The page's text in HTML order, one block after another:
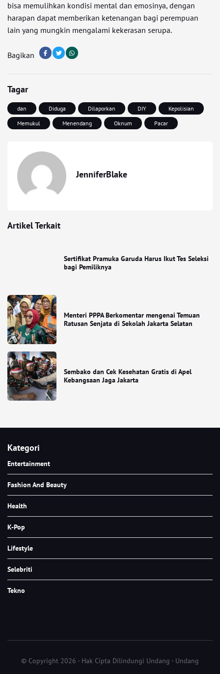
bisa memulihkan kondisi mental dan emosinya, dengan
harapan dapat memberikan ketenangan bagi perempuan
lain yang mungkin mengalami kekerasan serupa.
Bagikan
Tagar
dan Diduga Dilaporkan DIY
Kepolisian
Memukul
Menendang Oknum Pacar
JenniferBlake
Artikel Terkait
Sertifikat Pramuka Garuda Harus Ikut Tes Seleksi
bagi Pemiliknya
Menteri PPPA Berkomentar mengenai Temuan
Ratusan Senjata di Sekolah Jakarta Selatan
Sembako dan Cek Kesehatan Gratis di Apel
Kebangsaan Jaga Jakarta
Kategori
Entertainment
Fashion And Beauty
Health
K-Pop
Lifestyle
Selebriti
Tekno
© Copyright 2026 - Hak Cipta Dilindungi Undang - Undang